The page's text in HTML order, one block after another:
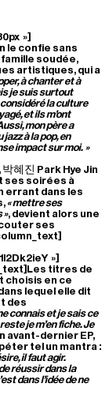
»]
le confie sans
famille soudée,
artistiques, qui a
à chanter et à
je suis surtout
la culture
et ils m’ont
mon père a
à la pop, en
impact sur moi. »
혜진 Park Hye Jin
ses soirées à
errant dans les
« mettre ses
», devient alors une
ses
»]
titres de
en ce
lequel elle dit
des
connais et je sais ce
je m’en fiche. Je
avant-dernier EP,
tel un mantra :
il faut agir.
réussir dans la
dans l’idée de ne